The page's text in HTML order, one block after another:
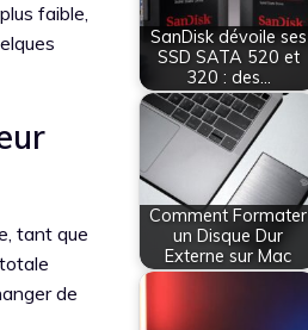
faible,
tant que
de
SanDisk dévoile ses
SSD SATA 520 et
320 : des…
Comment Formater
un Disque Dur
Externe sur Mac